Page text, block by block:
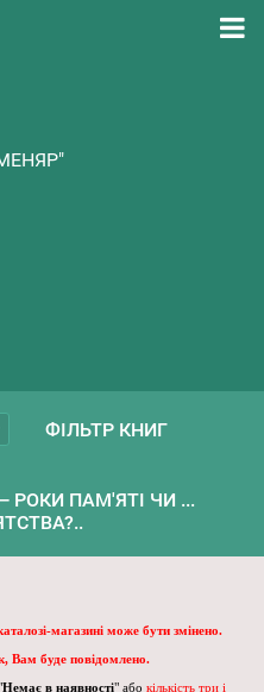
ФІЛЬТР КНИГ
РОКИ ПАМ'ЯТІ ЧИ ...
магазині може бути змінено.
Вам буде повідомлено.
Немає в наявності" або кількість три і